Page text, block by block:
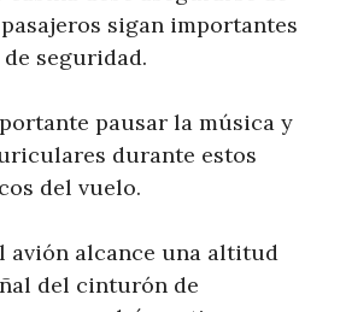
sigan importantes
seguridad.
pausar la música y
durante estos
del vuelo.
avión alcance una altitud
del cinturón de